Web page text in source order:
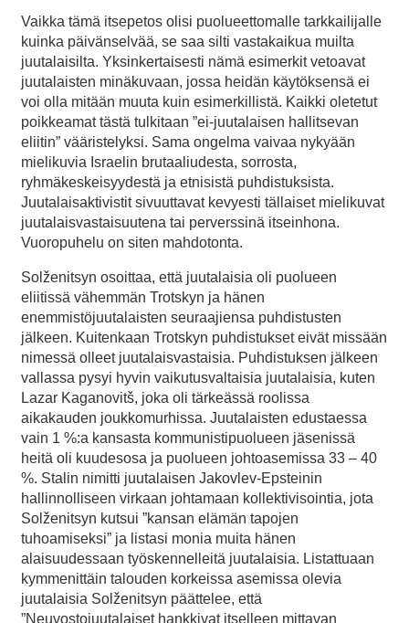
Vaikka tämä itsepetos olisi puolueettomalle tarkkailijalle
kuinka päivänselvää, se saa silti vastakaikua muilta
juutalaisilta. Yksinkertaisesti nämä esimerkit vetoavat
juutalaisten minäkuvaan, jossa heidän käytöksensä ei
voi olla mitään muuta kuin esimerkillistä. Kaikki oletetut
poikkeamat tästä tulkitaan ”ei-juutalaisen hallitsevan
eliitin” vääristelyksi. Sama ongelma vaivaa nykyään
mielikuvia Israelin brutaaliudesta, sorrosta,
ryhmäkeskeisyydestä ja etnisistä puhdistuksista.
Juutalaisaktivistit sivuuttavat kevyesti tällaiset mielikuvat
juutalaisvastaisuutena tai perverssinä itseinhona.
Vuoropuhelu on siten mahdotonta.
Solženitsyn osoittaa, että juutalaisia oli puolueen
eliitissä vähemmän Trotskyn ja hänen
enemmistöjuutalaisten seuraajiensa puhdistusten
jälkeen. Kuitenkaan Trotskyn puhdistukset eivät missään
nimessä olleet juutalaisvastaisia. Puhdistuksen jälkeen
vallassa pysyi hyvin vaikutusvaltaisia juutalaisia, kuten
Lazar Kaganovitš, joka oli tärkeässä roolissa
aikakauden joukkomurhissa. Juutalaisten edustaessa
vain 1 %:a kansasta kommunistipuolueen jäsenissä
heitä oli kuudesosa ja puolueen johtoasemissa 33 – 40
%. Stalin nimitti juutalaisen Jakovlev-Epsteinin
hallinnolliseen virkaan johtamaan kollektivisointia, jota
Solženitsyn kutsui ”kansan elämän tapojen
tuhoamiseksi” ja listasi monia muita hänen
alaisuudessaan työskennelleitä juutalaisia. Listattuaan
kymmenittäin talouden korkeissa asemissa olevia
juutalaisia Solženitsyn päättelee, että
”Neuvostojuutalaiset hankkivat itselleen mittavan